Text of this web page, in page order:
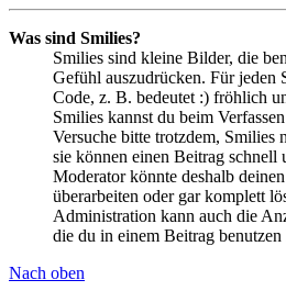
Was sind Smilies?
Smilies sind kleine Bilder, die
Gefühl auszudrücken. Für jeden
Code, z. B. bedeutet :) fröhlich
Smilies kannst du beim
Versuche bitte trotzdem, Smilies
sie können einen Beitrag schnell
Moderator könnte deshalb
überarbeiten oder gar komplett
Administration kann auch die
die du in einem Beitrag benutzen
Nach oben